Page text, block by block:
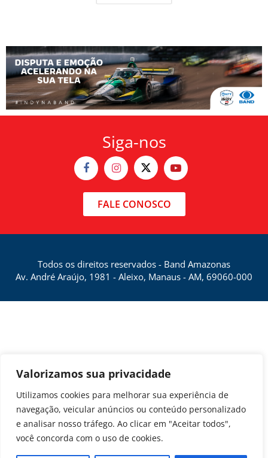
Valorizamos sua privacidade
Utilizamos cookies para melhorar sua experiência de
navegação, veicular anúncios ou conteúdo personalizado
e analisar nosso tráfego. Ao clicar em "Aceitar todos",
você concorda com o uso de cookies.
Siga-nos
FALE CONOSCO
Todos os direitos reservados - Band Amazonas
Av. André Araújo, 1981 - Aleixo, Manaus - AM, 69060-000